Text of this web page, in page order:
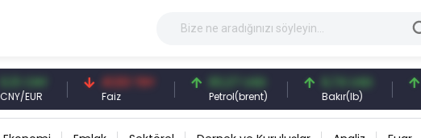
41,53 TRY 83,27 USD
Petrol(brent)
6,74 USD
Bakır(lb)